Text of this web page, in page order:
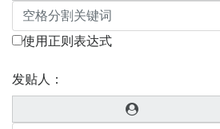
使用正则表达式
发贴人：